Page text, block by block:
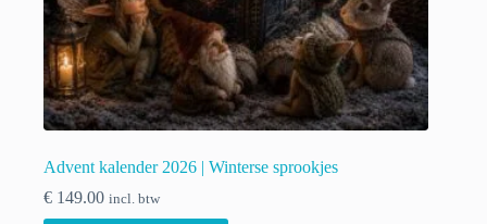
Advent kalender 2026 | Winterse sprookjes
€ 149.00 incl. btw